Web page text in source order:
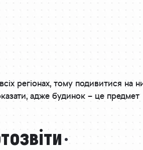
регіонах, тому подивитися на
адже будинок – це предмет